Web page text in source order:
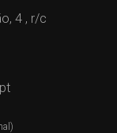
4 , r/c